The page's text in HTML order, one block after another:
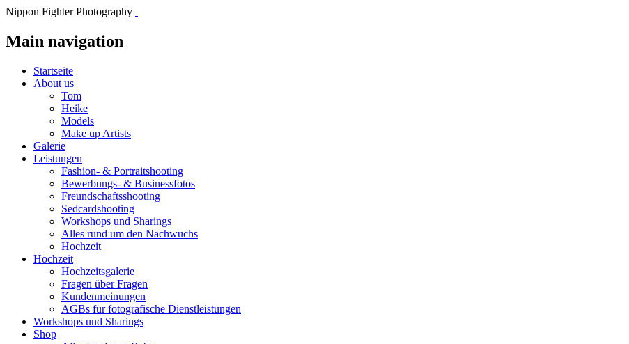
Nippon Fighter Photography
Main navigation
Startseite
About us
Tom
Heike
Models
Make up Artists
Galerie
Leistungen
Fashion- & Portraitshooting
Bewerbungs- & Businessfotos
Freundschaftsshooting
Sedcardshooting
Workshops und Sharings
Alles rund um den Nachwuchs
Hochzeit
Hochzeit
Hochzeitsgalerie
Fragen über Fragen
Kundenmeinungen
AGBs für fotografische Dienstleistungen
Workshops und Sharings
Shop